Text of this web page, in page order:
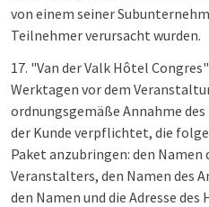
von einem seiner
Teilnehmer verursacht wurden.
17. "Van der Valk Hôtel
Werktagen vor dem
ordnungsgemäße Annahme
der Kunde verpflichtet, die
Paket anzubringen: den Namen
Veranstalters, den Namen des
den Namen und die Adresse